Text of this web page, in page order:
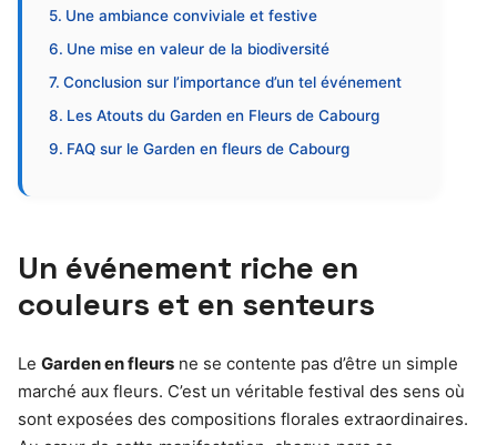
Une ambiance conviviale et festive
Une mise en valeur de la biodiversité
Conclusion sur l’importance d’un tel événement
Les Atouts du Garden en Fleurs de Cabourg
FAQ sur le Garden en fleurs de Cabourg
Un événement riche en
couleurs et en senteurs
Le Garden en fleurs ne se contente pas d’être un simple
marché aux fleurs. C’est un véritable festival des sens où
sont exposées des compositions florales extraordinaires.